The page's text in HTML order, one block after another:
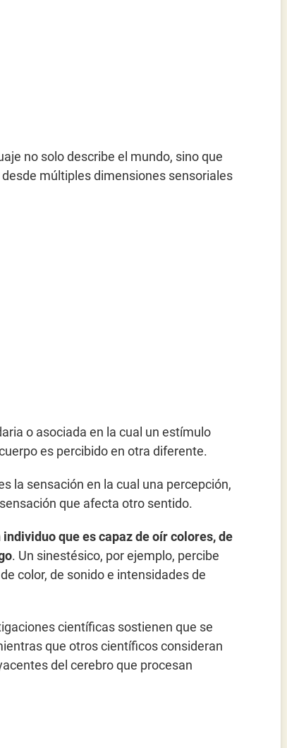
no solo describe el mundo, sino que
múltiples dimensiones sensoriales
o asociada en la cual un estímulo
es percibido en otra diferente.
la sensación en la cual una percepción,
que afecta otro sentido.
que es capaz de oír colores, de
. Un sinestésico, por ejemplo, percibe
color, de sonido e intensidades de
científicas sostienen que se
que otros científicos consideran
del cerebro que procesan